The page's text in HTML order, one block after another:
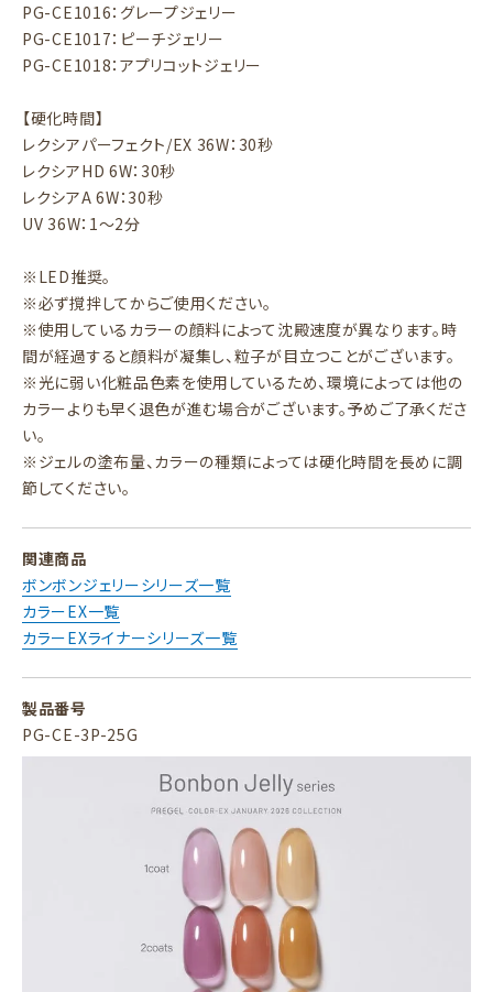
PG-CE1016：グレープジェリー
PG-CE1017：ピーチジェリー
PG-CE1018：アプリコットジェリー
【硬化時間】
レクシアパーフェクト/EX 36W：30秒
レクシアHD 6W：30秒
レクシアA 6W：30秒
UV 36W：1～2分
※LED推奨。
※必ず撹拌してからご使用ください。
※使用しているカラーの顔料によって沈殿速度が異なります。時
間が経過すると顔料が凝集し、粒子が目立つことがございます。
※光に弱い化粧品色素を使用しているため、環境によっては他の
カラーよりも早く退色が進む場合がございます。予めご了承くださ
い。
※ジェルの塗布量、カラーの種類によっては硬化時間を長めに調
節してください。
関連商品
ボンボンジェリーシリーズ一覧
カラーEX一覧
カラーEXライナーシリーズ一覧
製品番号
PG-CE-3P-25G